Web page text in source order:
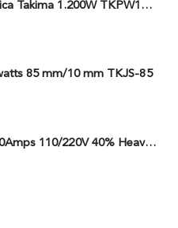
Hidrolavadora Eléctrica Takima 1.200W TKPW1200-13
85 mm/10 mm TKJS-85
Soldador Inverter 200Amps 110/220V 40% Heavy Duty (Hd) Tkwi-200-C